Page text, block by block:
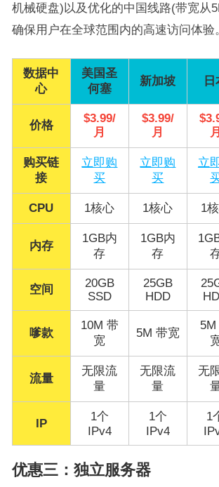
机械硬盘)以及优化的中国线路(带宽从
确保用户在全球范围内的高速访问体验
数据中
心
美国圣
何塞
新加坡
价格
$3.99/
月
$3.99/
月
月
购买链
接
立即购
买
立即购
买
立
CPU 1核心 1核心 1
内存
1GB内
存
1GB内
存
空间
20GB
SSD
25GB
HDD
嗲款
10M 带
宽
5M 带宽
5M
流量
无限流
量
无限流
量
无
IP
1个
IPv4
1个
IPv4
1
优惠三：独立服务器